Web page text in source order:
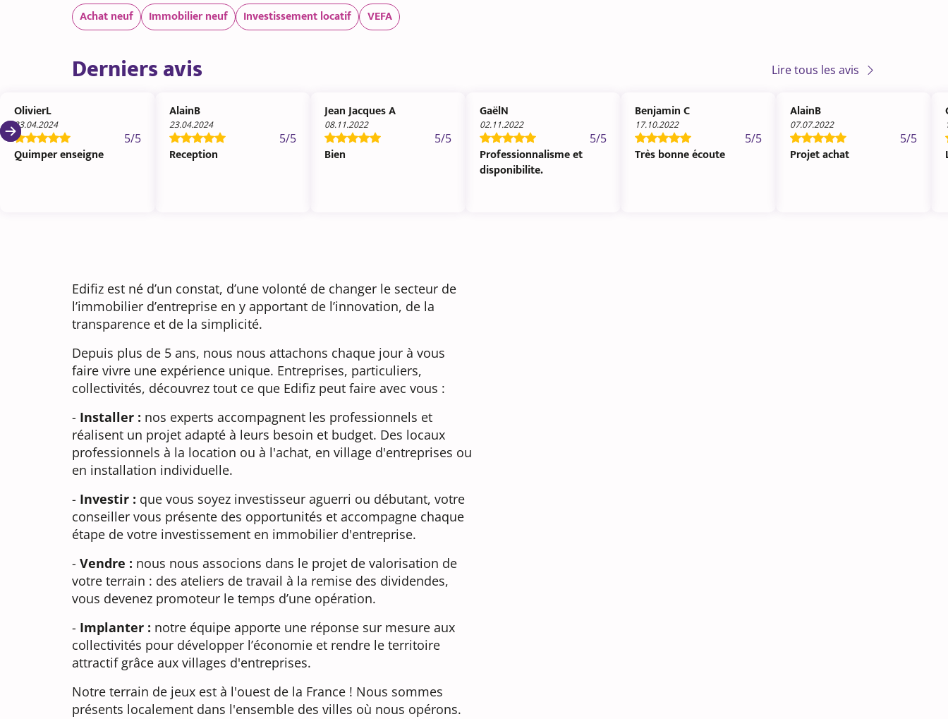
Achat neuf
Immobilier neuf Investissement locatif VEFA
Derniers avis Lire tous les avis
OlivierL
23.04.2024
5/5
Quimper enseigne
AlainB
23.04.2024
5/5
Reception
Jean Jacques A
08.11.2022
5/5
Bien
GaëlN
02.11.2022
5/5
Professionnalisme et
disponibilite.
Benjamin C
17.10.2022
5/5
Très bonne écoute
AlainB
07.07.2022
5/5
Projet achat
Edifiz est né d’un constat, d’une volonté de changer le secteur de
l’immobilier d’entreprise en y apportant de l’innovation, de la
transparence et de la simplicité.
Depuis plus de 5 ans, nous nous attachons chaque jour à vous
faire vivre une expérience unique. Entreprises, particuliers,
collectivités, découvrez tout ce que Edifiz peut faire avec vous :
- Installer : nos experts accompagnent les professionnels et
réalisent un projet adapté à leurs besoin et budget. Des locaux
professionnels à la location ou à l'achat, en village d'entreprises ou
en installation individuelle.
- Investir : que vous soyez investisseur aguerri ou débutant, votre
conseiller vous présente des opportunités et accompagne chaque
étape de votre investissement en immobilier d'entreprise.
- Vendre : nous nous associons dans le projet de valorisation de
votre terrain : des ateliers de travail à la remise des dividendes,
vous devenez promoteur le temps d’une opération.
- Implanter : notre équipe apporte une réponse sur mesure aux
collectivités pour développer l’économie et rendre le territoire
attractif grâce aux villages d'entreprises.
Notre terrain de jeux est à l'ouest de la France ! Nous sommes
présents localement dans l'ensemble des villes où nous opérons.